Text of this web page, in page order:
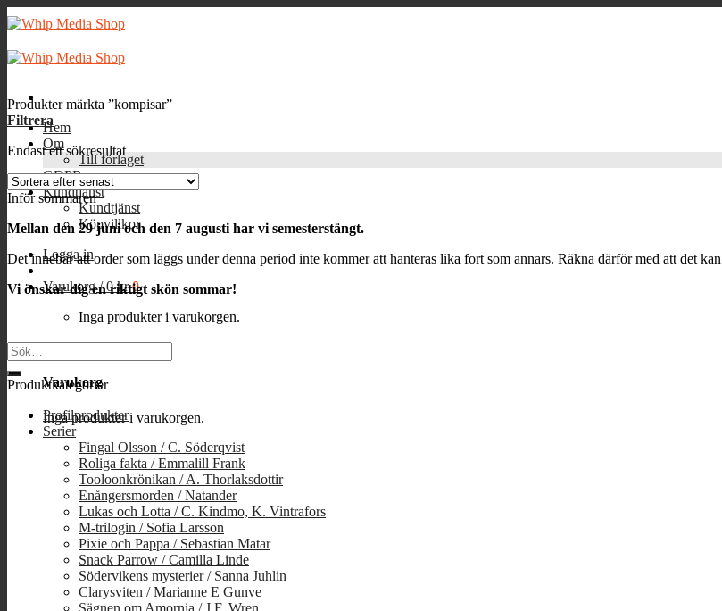
Skip
to
Hem
Om
Till förlaget
GDPR
Kundtjänst
Kundtjänst
Köpvillkor
Logga in
Varukorg /0kr 0
Inga produkter i varukorgen.
0
Varukorg
Inga produkter i varukorgen.
Produkter märkta ”kompisar”
Filtrera
Endast ett sökresultat
Inför sommaren
Mellan den 29 juni och den 7 augusti har vi semesterstängt.
Det innebär att order som läggs under denna period inte kommer att hanteras lika fort som annars. Räkna därför med att det
Vi önskar dig en riktigt skön sommar!
Sök
efter:
Produktkategorier
Profilprodukter
Serier
Fingal Olsson / C. Söderqvist
Roliga fakta / Emmalill Frank
Tooloonkrönikan / A. Thorlaksdottir
Enångersmorden / Natander
Lukas och Lotta / C. Kindmo, K. Vintrafors
M-trilogin / Sofia Larsson
Pixie och Pappa / Sebastian Matar
Snack Parrow / Camilla Linde
Södervikens mysterier / Sanna Juhlin
Clarysviten / Marianne E Gunve
Sägnen om Amornia / J.F. Wren